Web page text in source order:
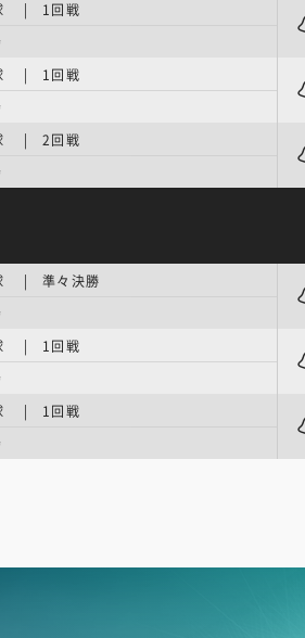
球 | 1回戦
球 | 1回戦
球 | 2回戦
| 準々決勝
球 | 1回戦
球 | 1回戦